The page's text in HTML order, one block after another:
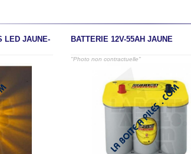
LED JAUNE-
BATTERIE 12V-55AH JAUNE
"Photo non contractuelle"